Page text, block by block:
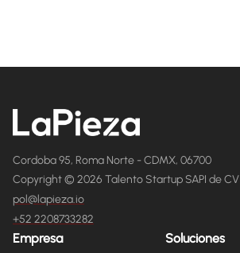
Cordoba 95, Roma Norte - CDMX, 06700
Copyright © 2026 Talento Startup SAPI de CV
pol@lapieza.io
+52 2208733282
Empresa Soluciones